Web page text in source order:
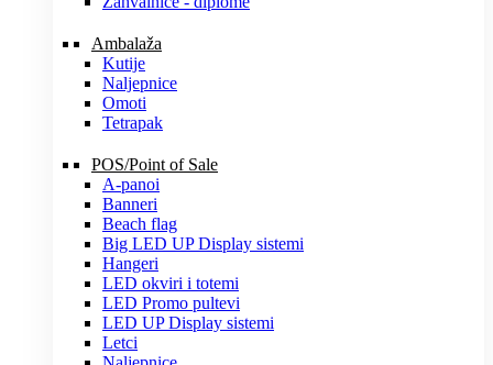
Ambalaža
Kutije
Naljepnice
Omoti
Tetrapak
POS/Point of Sale
A-panoi
Banneri
Beach flag
Big LED UP Display sistemi
Hangeri
LED okviri i totemi
LED Promo pultevi
LED UP Display sistemi
Letci